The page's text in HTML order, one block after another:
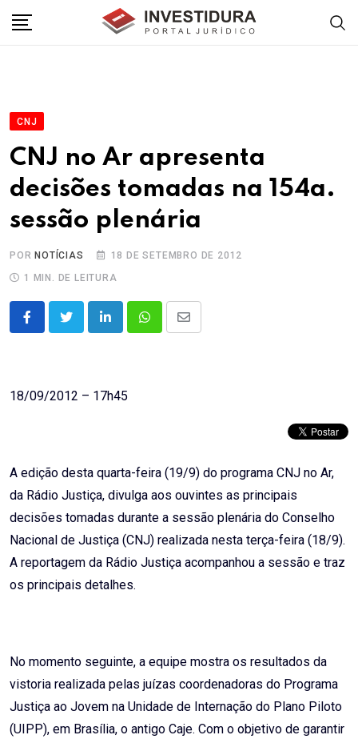
CNJ
CNJ no Ar apresenta
decisões tomadas na 154a.
sessão plenária
POR NOTÍCIAS
18 DE SETEMBRO DE 2012
1 MIN. DE LEITURA
LinkedInWhatsappShare
18/09/2012 – 17h45
A edição desta quarta-feira (19/9) do programa CNJ no Ar,
da Rádio Justiça, divulga aos ouvintes as principais
decisões tomadas durante a sessão plenária do Conselho
Nacional de Justiça (CNJ) realizada nesta terça-feira (18/9).
A reportagem da Rádio Justiça acompanhou a sessão e traz
os principais detalhes.
No momento seguinte, a equipe mostra os resultados da
vistoria realizada pelas juízas coordenadoras do Programa
Justiça ao Jovem na Unidade de Internação do Plano Piloto
(UIPP), em Brasília, o antigo Caje. Com o objetivo de garantir